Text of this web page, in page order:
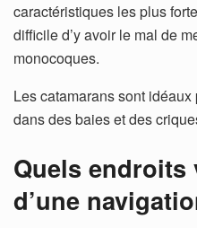
caractéristiques les plus
difficile d’y avoir le mal de
monocoques.
Les catamarans sont idéaux
dans des baies et des
Quels
d’une